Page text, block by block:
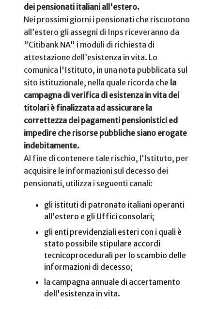
dei pensionati italiani all'estero.
Nei prossimi giorni i pensionati che riscuotono
all’estero gli assegni di Inps riceveranno da
"Citibank NA" i moduli di richiesta di
attestazione dell’esistenza in vita. Lo
comunica l'Istituto, in una nota pubblicata sul
sito istituzionale, nella quale ricorda che la
campagna di verifica di esistenza in vita dei
titolari è finalizzata ad assicurare la
correttezza dei pagamenti pensionistici ed
impedire che risorse pubbliche siano erogate
indebitamente.
Al fine di contenere tale rischio, l’Istituto, per
acquisire le informazioni sul decesso dei
pensionati, utilizza i seguenti canali:
gli istituti di patronato italiani operanti
all’estero e gli Uffici consolari;
gli enti previdenziali esteri con i quali è
stato possibile stipulare accordi
tecnicoprocedurali per lo scambio delle
informazioni di decesso;
la campagna annuale di accertamento
dell'esistenza in vita.